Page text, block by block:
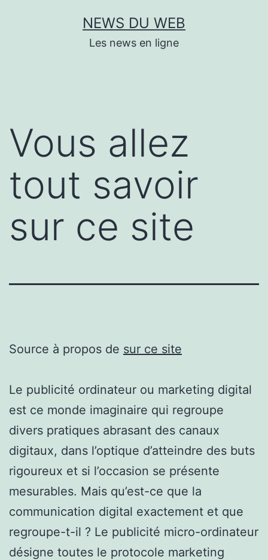
NEWS DU WEB
Les news en ligne
Vous allez
tout savoir
sur ce site
Source à propos de sur ce site
Le publicité ordinateur ou marketing digital
est ce monde imaginaire qui regroupe
divers pratiques abrasant des canaux
digitaux, dans l’optique d’atteindre des buts
rigoureux et si l’occasion se présente
mesurables. Mais qu’est-ce que la
communication digital exactement et que
regroupe-t-il ? Le publicité micro-ordinateur
désigne toutes le protocole marketing